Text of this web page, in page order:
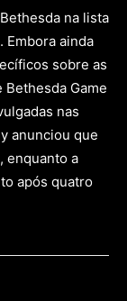
na lista
Embora ainda
sobre as
Game
nas
anunciou que
enquanto a
após quatro